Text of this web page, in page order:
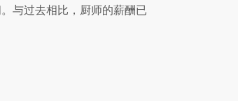
与过去相比，厨师的薪酬已